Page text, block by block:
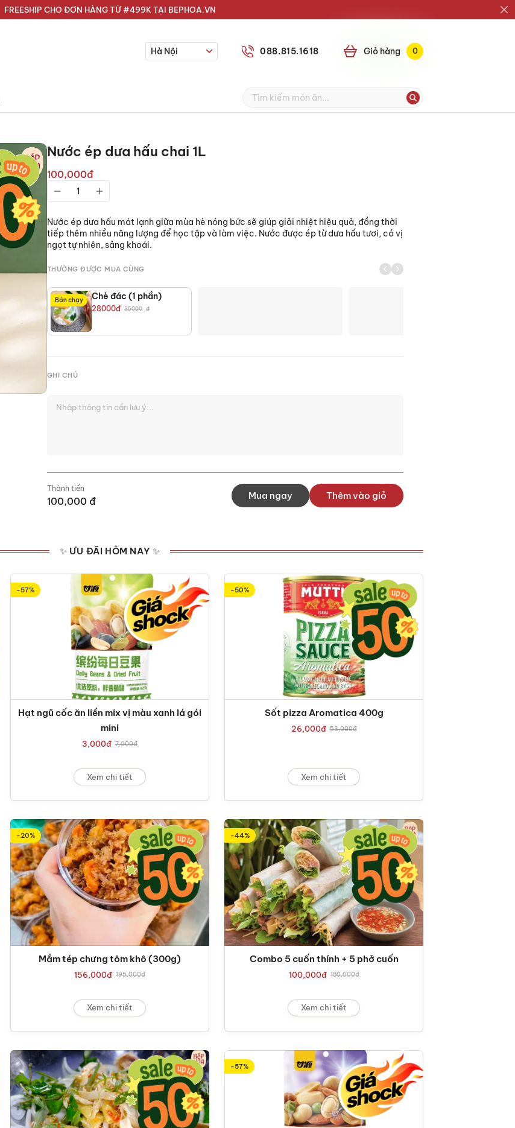
FREESHIP CHO ĐƠN HÀNG TỪ #499K TẠI BEPHOA.VN
Hà Nội 088.815.1618 Giỏ 0
Nước ép dưa hấu chai 1L
100,000đ
Nước ép dưa hấu mát lạnh giữa mùa hè nóng bức sẽ giúp giải nhiệt hiệu quả, đồng thời
tiếp thêm nhiều năng lượng để học tập và làm việc. Nước được ép từ dưa hấu tươi, có vị
ngọt tự nhiên, sảng khoái.
THƯỜNG ĐƯỢC MUA CÙNG
Bán chạy Chè đác (1 phần)
28000đ 35000 đ
GHI CHÚ
Thành tiền
100,000 đ Mua ngay Thêm vào giỏ
✨ ƯU ĐÃI HÔM NAY ✨
-57%
Hạt ngũ cốc ăn liền mix vị màu xanh lá gói
mini
3,000đ 7,000đ
Xem chi tiết
-50%
Sốt pizza Aromatica 400g
26,000đ 53,000đ
Xem chi tiết
-20%
Mắm tép chưng tôm khô (300g)
156,000đ 195,000đ
Xem chi tiết
-44%
Combo 5 cuốn thính + 5 phở cuốn
100,000đ 180,000đ
Xem chi tiết
-57%